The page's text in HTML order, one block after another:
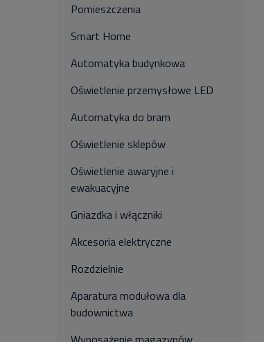
Pomieszczenia
Smart Home
Automatyka budynkowa
Oświetlenie przemysłowe LED
Automatyka do bram
Oświetlenie sklepów
Oświetlenie awaryjne i
ewakuacyjne
Gniazdka i włączniki
Akcesoria elektryczne
Rozdzielnie
Aparatura modułowa dla
budownictwa